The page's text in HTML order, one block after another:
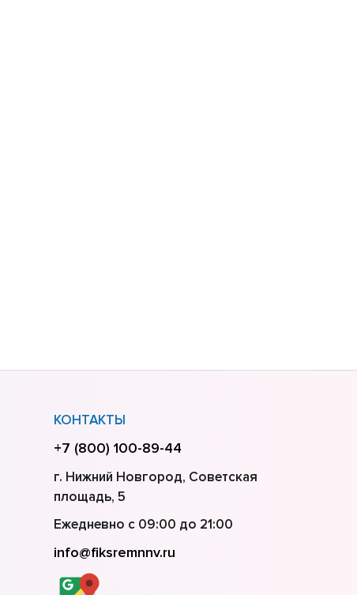
КОНТАКТЫ
+7 (800) 100-89-44
г. Нижний Новгород, Советская
площадь, 5
Ежедневно с 09:00 до 21:00
info@fiksremnnv.ru